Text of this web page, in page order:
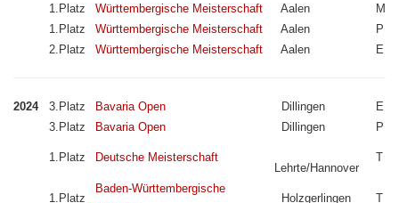
1.Platz
Württembergische Meisterschaft Aalen
M
1.Platz
Württembergische Meisterschaft Aalen
P
2.Platz
Württembergische Meisterschaft Aalen E
2024 3.Platz Bavaria Open Dillingen
E
3.Platz
Bavaria Open Dillingen P
1.Platz
Deutsche Meisterschaft
Lehrte/Hannover
T
1.Platz
Baden-Württembergische
Holzgerlingen T